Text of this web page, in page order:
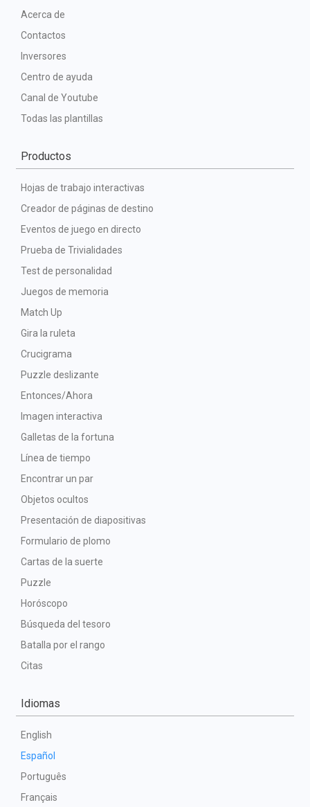
Acerca de
Contactos
Inversores
Centro de ayuda
Canal de Youtube
Todas las plantillas
Productos
Hojas de trabajo interactivas
Creador de páginas de destino
Eventos de juego en directo
Prueba de Trivialidades
Test de personalidad
Juegos de memoria
Match Up
Gira la ruleta
Crucigrama
Puzzle deslizante
Entonces/Ahora
Imagen interactiva
Galletas de la fortuna
Línea de tiempo
Encontrar un par
Objetos ocultos
Presentación de diapositivas
Formulario de plomo
Cartas de la suerte
Puzzle
Horóscopo
Búsqueda del tesoro
Batalla por el rango
Citas
Idiomas
English
Español
Português
Français